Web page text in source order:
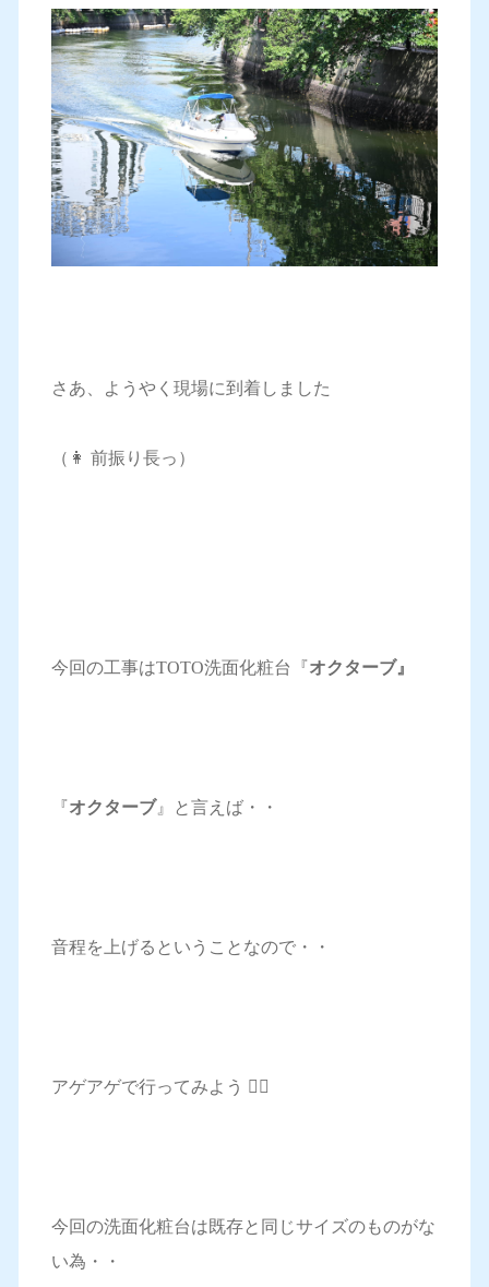
さあ、ようやく現場に到着しました
（👩 前振り長っ）
今回の工事はTOTO洗面化粧台『オクターブ』
『オクターブ』と言えば・・
音程を上げるということなので・・
アゲアゲで行ってみよう 🙋‍♀️
今回の洗面化粧台は既存と同じサイズのものがな
い為・・